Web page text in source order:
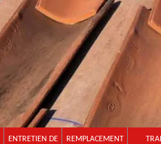
ENTRETIEN DE
REMPLACEMENT